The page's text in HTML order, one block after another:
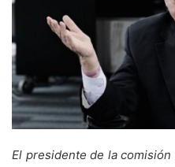
El presidente de la